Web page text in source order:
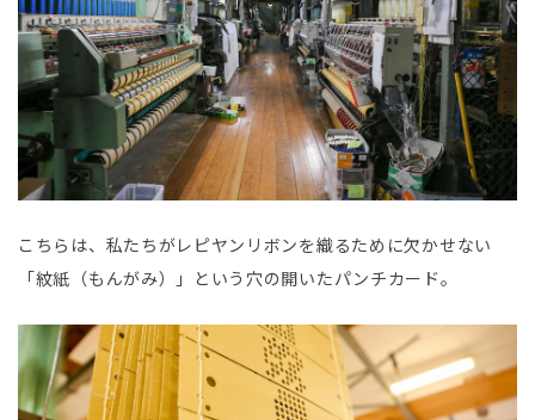
こちらは、私たちがレピヤンリボンを織るために欠かせない
「紋紙（もんがみ）」という穴の開いたパンチカード。